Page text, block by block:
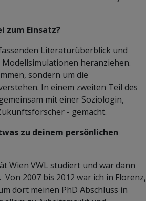
zum Einsatz?
Literaturüberblick und
heranziehen.
sondern um die
In einem zweiten Teil des
mit einer Soziologin,
- gemacht.
zu deinem persönlichen
Wien VWL studiert und war dann
2007 bis 2012 war ich in Florenz,
dort meinen PhD Abschluss in